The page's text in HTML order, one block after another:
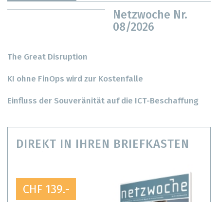
Netzwoche Nr.
08/2026
The Great Disruption
KI ohne FinOps wird zur Kostenfalle
Einfluss der Souveränität auf die ICT-Beschaffung
DIREKT IN IHREN BRIEFKASTEN
CHF 139.-